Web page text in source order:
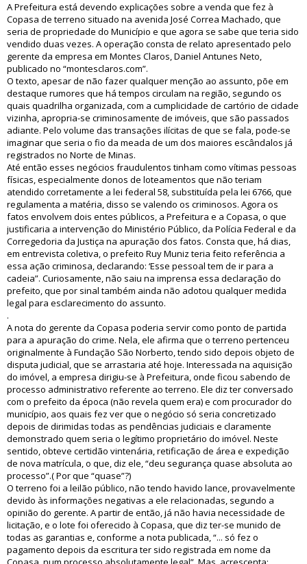
A Prefeitura está devendo explicações sobre a venda que fez à
Copasa de terreno situado na avenida José Correa Machado, que
seria de propriedade do Município e que agora se sabe que teria sido
vendido duas vezes. A operação consta de relato apresentado pelo
gerente da empresa em Montes Claros, Daniel Antunes Neto,
publicado no “montesclaros.com”.
O texto, apesar de não fazer qualquer menção ao assunto, põe em
destaque rumores que há tempos circulam na região, segundo os
quais quadrilha organizada, com a cumplicidade de cartório de cidade
vizinha, apropria-se criminosamente de imóveis, que são passados
adiante. Pelo volume das transações ilícitas de que se fala, pode-se
imaginar que seria o fio da meada de um dos maiores escândalos já
registrados no Norte de Minas.
Até então esses negócios fraudulentos tinham como vítimas pessoas
físicas, especialmente donos de loteamentos que não teriam
atendido corretamente a lei federal 58, substituída pela lei 6766, que
regulamenta a matéria, disso se valendo os criminosos. Agora os
fatos envolvem dois entes públicos, a Prefeitura e a Copasa, o que
justificaria a intervenção do Ministério Público, da Polícia Federal e da
Corregedoria da Justiça na apuração dos fatos. Consta que, há dias,
em entrevista coletiva, o prefeito Ruy Muniz teria feito referência a
essa ação criminosa, declarando: ‘Esse pessoal tem de ir para a
cadeia”. Curiosamente, não saiu na imprensa essa declaração do
prefeito, que por sinal também ainda não adotou qualquer medida
legal para esclarecimento do assunto.
.
A nota do gerente da Copasa poderia servir como ponto de partida
para a apuração do crime. Nela, ele afirma que o terreno pertenceu
originalmente à Fundação São Norberto, tendo sido depois objeto de
disputa judicial, que se arrastaria até hoje. Interessada na aquisição
do imóvel, a empresa dirigiu-se à Prefeitura, onde ficou sabendo de
processo administrativo referente ao terreno. Ele diz ter conversado
com o prefeito da época (não revela quem era) e com procurador do
município, aos quais fez ver que o negócio só seria concretizado
depois de dirimidas todas as pendências judiciais e claramente
demonstrado quem seria o legítimo proprietário do imóvel. Neste
sentido, obteve certidão vintenária, retificação de área e expedição
de nova matrícula, o que, diz ele, “deu segurança quase absoluta ao
processo”.( Por que “quase”?)
O terreno foi a leilão público, não tendo havido lance, provavelmente
devido às informações negativas a ele relacionadas, segundo a
opinião do gerente. A partir de então, já não havia necessidade de
licitação, e o lote foi oferecido à Copasa, que diz ter-se munido de
todas as garantias e, conforme a nota publicada, “... só fez o
pagamento depois da escritura ter sido registrada em nome da